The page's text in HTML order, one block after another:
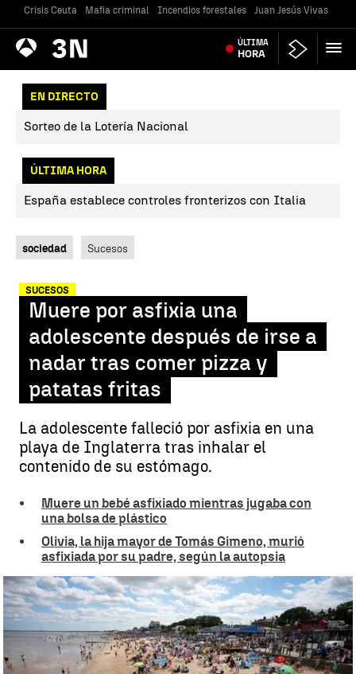
Crisis Ceuta Mafia criminal Incendios forestales Juan Jesús Vivas
Antena
3 Noticias ÚLTIMA
HORA
EN DIRECTO
Sorteo de la Lotería Nacional
ÚLTIMA HORA
España establece controles fronterizos con Italia
sociedad Sucesos
SUCESOS
Muere por asfixia una
adolescente después de irse a
nadar tras comer pizza y
patatas fritas
La adolescente falleció por asfixia en una
playa de Inglaterra tras inhalar el
contenido de su estómago.
Muere un bebé asfixiado mientras jugaba con
una bolsa de plástico
Olivia, la hija mayor de Tomás Gimeno, murió
asfixiada por su padre, según la autopsia